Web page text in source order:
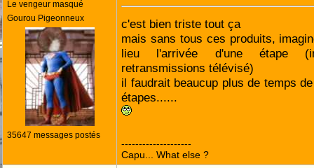
Le vengeur masqué
Gourou Pigeonneux
35647 messages postés
c'est bien triste tout ça
mais sans tous ces produits,
lieu l'arrivée d'une étape
retransmissions télévisé)
il faudrait beaucup plus de temps
étapes......
--------------------
Capu... What else ?